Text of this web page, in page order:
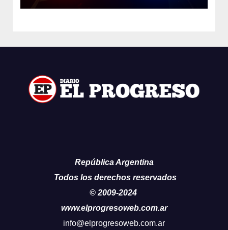
República Argentina
Todos los derechos reservados
© 2009-2024
www.elprogresoweb.com.ar
info@elprogresoweb.com.ar